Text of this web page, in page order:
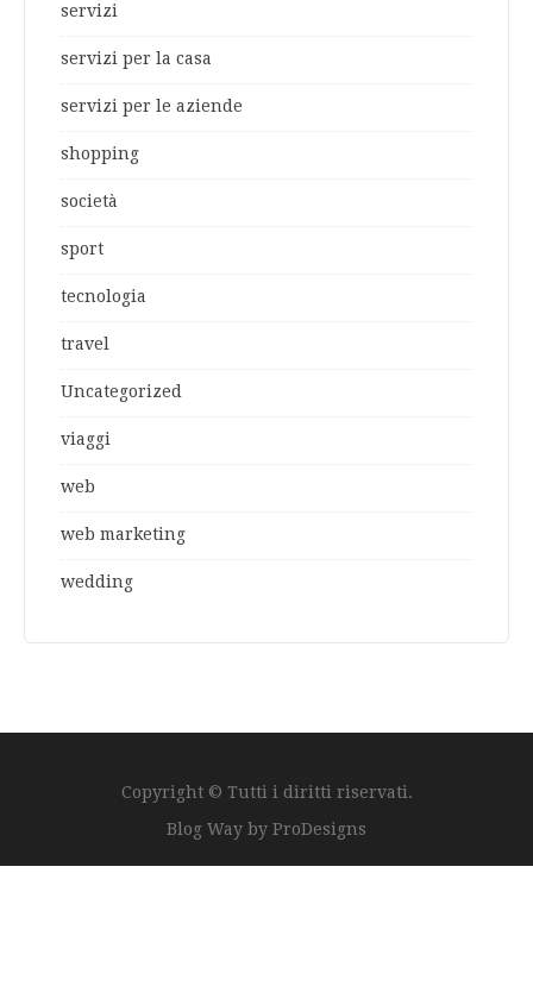
servizi
servizi per la casa
servizi per le aziende
shopping
società
sport
tecnologia
travel
Uncategorized
viaggi
web
web marketing
wedding
Copyright © Tutti i diritti riservati.
Blog Way by ProDesigns